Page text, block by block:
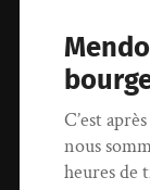
C’est
nous
heures de